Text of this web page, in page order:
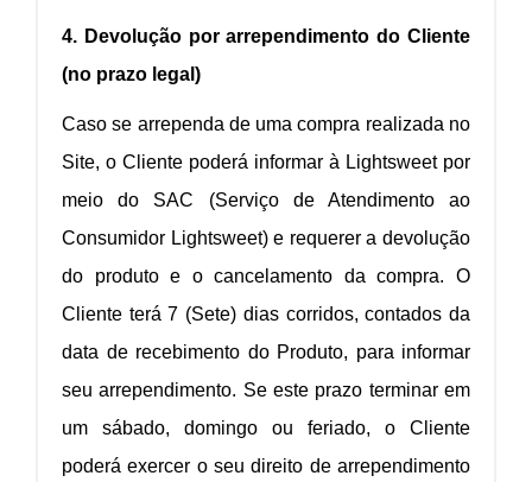
4. Devolução por arrependimento do Cliente
(no prazo legal)
Caso se arrependa de uma compra realizada no
Site, o Cliente poderá informar à Lightsweet por
meio do SAC (Serviço de Atendimento ao
Consumidor Lightsweet) e requerer a devolução
do produto e o cancelamento da compra. O
Cliente terá 7 (Sete) dias corridos, contados da
data de recebimento do Produto, para informar
seu arrependimento. Se este prazo terminar em
um sábado, domingo ou feriado, o Cliente
poderá exercer o seu direito de arrependimento